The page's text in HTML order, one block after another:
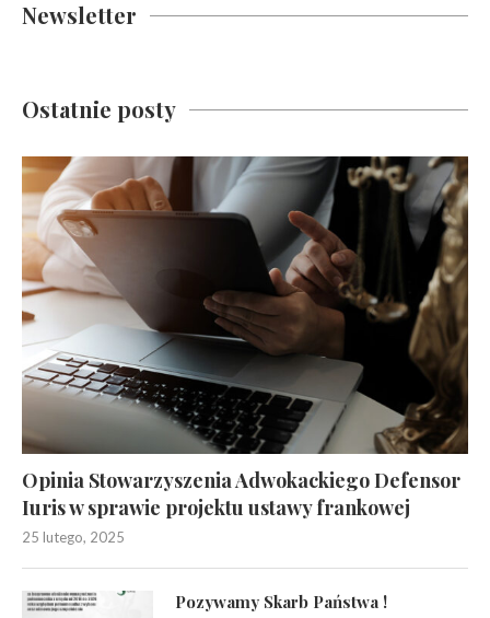
Newsletter
Ostatnie posty
Opinia Stowarzyszenia Adwokackiego Defensor
Iuris w sprawie projektu ustawy frankowej
25 lutego, 2025
Pozywamy Skarb Państwa !